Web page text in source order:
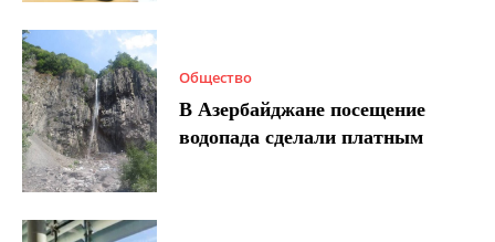
Общество
В Азербайджане посещение
водопада сделали платным